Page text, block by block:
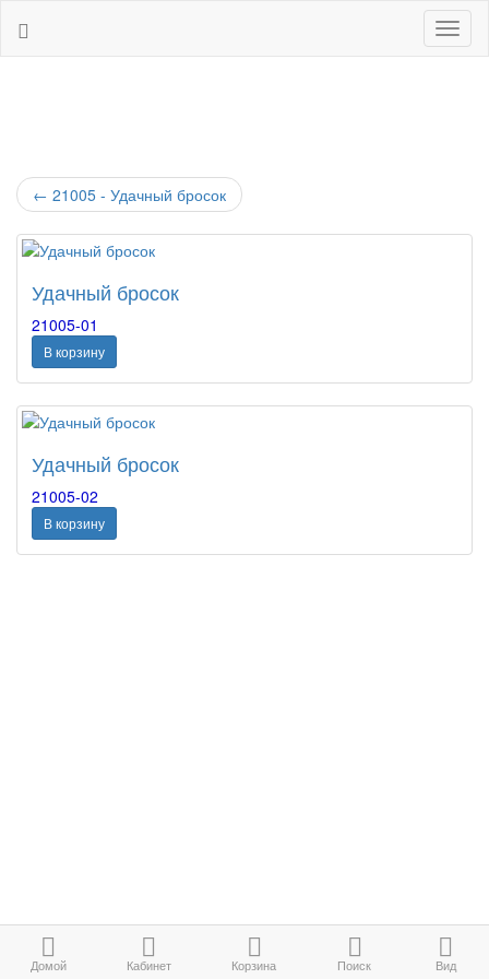
← 21005 - Удачный бросок
Удачный бросок
21005-01
В корзину
Удачный бросок
21005-02
В корзину
Домой Кабинет Корзина Поиск Вид